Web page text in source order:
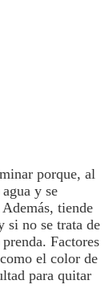
porque, al
y se
Además, tiende
si no se trata de
Factores
el color de
para quitar